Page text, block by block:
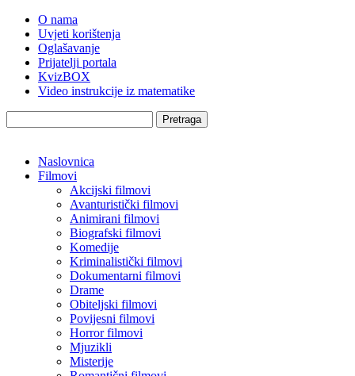
O nama
Uvjeti korištenja
Oglašavanje
Prijatelji portala
KvizBOX
Video instrukcije iz matematike
Pretraga
Naslovnica
Filmovi
Akcijski filmovi
Avanturistički filmovi
Animirani filmovi
Biografski filmovi
Komedije
Kriminalistički filmovi
Dokumentarni filmovi
Drame
Obiteljski filmovi
Povijesni filmovi
Horror filmovi
Mjuzikli
Misterije